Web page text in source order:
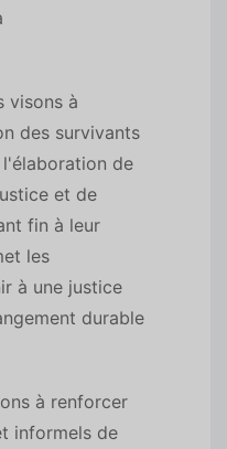
visons à
des survivants
de
et de
fin à leur
les
à une justice
durable
à renforcer
informels de